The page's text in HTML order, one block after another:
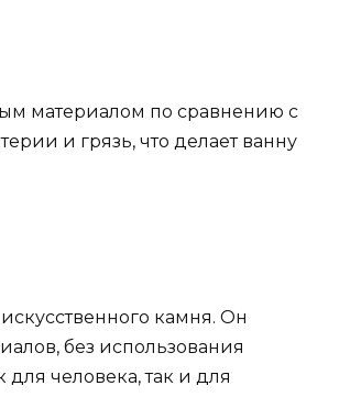
материалом по сравнению с
и грязь, что делает ванну
камня. Он
без использования
человека, так и для